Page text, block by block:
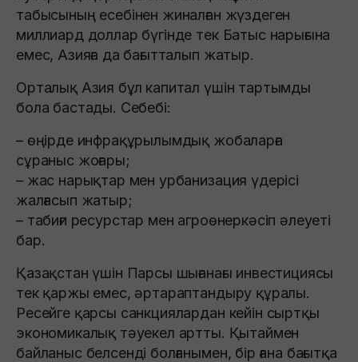
табысының есебінен жиналған жүздеген
миллиард доллар бүгінде тек Батыс нарығына
емес, Азияға да бағытталып жатыр.
Орталық Азия бұл капитал үшін тартымды
бола бастады. Себебі:
– өңірде инфрақұрылымдық жобаларға
сұраныс жоғары;
– жас нарықтар мен урбанизация үдерісі
жалғасып жатыр;
– табиғи ресурстар мен агроөнеркәсіп әлеуеті
бар.
Қазақстан үшін Парсы шығанағы инвестициясы
тек қаржы емес, әртараптандыру құралы.
Ресейге қарсы санкциялардан кейін сыртқы
экономикалық тәуекел артты. Қытаймен
байланыс белсенді болғанымен, бір ғана бағытқа